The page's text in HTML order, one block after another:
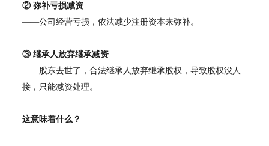
② 弥补亏损减资
——公司经营亏损，依法减少注册资本来弥补。
③ 继承人放弃继承减资
——股东去世了，合法继承人放弃继承股权，导致股权没人
接，只能减资处理。
这意味着什么？